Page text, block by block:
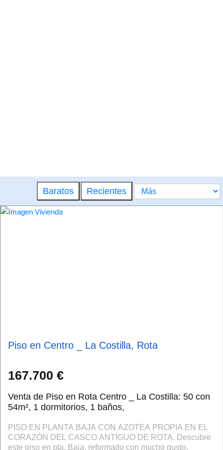
Baratos Recientes
Piso en Centro _ La Costilla, Rota
167.700 €
Venta de Piso en Rota Centro _ La Costilla: 50 con
54m², 1 dormitorios, 1 baños,
PISO EN PLANTA BAJA CON AZOTEA PROPIA EN EL
CORAZÓN DEL CASCO ANTIGUO DE ROTA. Descubre
este piso en pta. Baja, reformado con mucho gusto,